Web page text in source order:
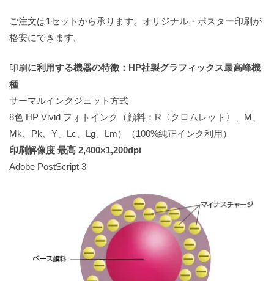
ご注文は1セットから承ります。オリジナル・ポスター印刷が
格安にできます。
印刷 に利用する機器の特徴：HP社製グラフィックス最高峰機
種
サーマルインクジェット方式
8色 HP Vivid フォトインク（顔料：R〈クロムレッド〉、M、
Mk、Pk、Y、Lc、Lg、Lm）（100%純正インク利用）
印刷解像度 最高 2,400×1,200dpi
Adobe PostScript 3